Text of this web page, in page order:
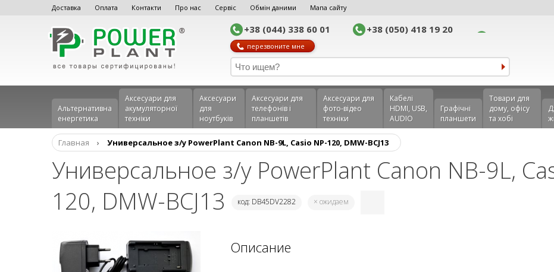
Доставка Оплата Контакти Про нас Сервіс Обмін даними Мапа сайту
+38 (044) 338 60 01 +38 (050) 418 19 20
перезвоните мне
Альтернативна
енергетика
Аксесуари для
акумуляторної
техніки
Аксесуари
для
ноутбуків
Аксеcуари для
телефонів і
планшетів
Аксесуари для
фото-відео
техніки
Кабелі
HDMI, USB,
AUDIO
Графічні
планшети
Товари для
дому, офісу
та хобі
Главная › Универсальное з/у PowerPlant Canon NB-9L, Casio NP-120, DMW-BCJ13
Универсальное з/у PowerPlant Canon NB-9L,
120, DMW-BCJ13
код: DB45DV2282 × ожидаем
Описание